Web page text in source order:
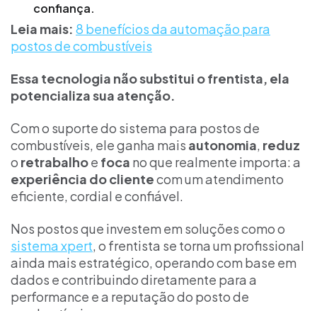
confiança.
Leia mais: 8 benefícios da automação para
postos de combustíveis
Essa tecnologia não substitui o frentista, ela
potencializa sua atenção.
Com o suporte do sistema para postos de
combustíveis, ele ganha mais autonomia, reduz
o retrabalhoe foca no que realmente importa: a
experiência do clientecom um atendimento
eficiente, cordial e confiável.
Nos postos que investem em soluções como o
sistema xpert, o frentista se torna um profissional
ainda mais estratégico, operando com base em
dados e contribuindo diretamente para a
performance e a reputação do posto de